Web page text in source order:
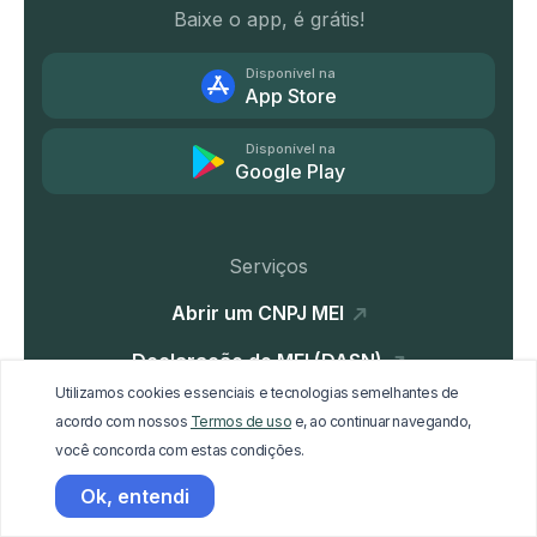
Baixe o app, é grátis!
Disponível na
App Store
Disponível na
Google Play
Serviços
Abrir um CNPJ MEI
Declaração do MEI (DASN)
Alteração de dados MEI
Baixa do CNPJ MEI
Parcelamento de guias DAS atrasadas
Utilizamos cookies essenciais e tecnologias semelhantes de
acordo com nossos Termos de uso e, ao continuar navegando,
você concorda com estas condições.
Ok, entendi